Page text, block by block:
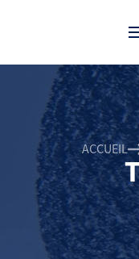
ACCUEIL